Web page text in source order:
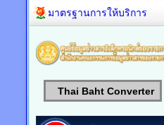
มาตรฐานการให้บริการ
Thai Baht Converter